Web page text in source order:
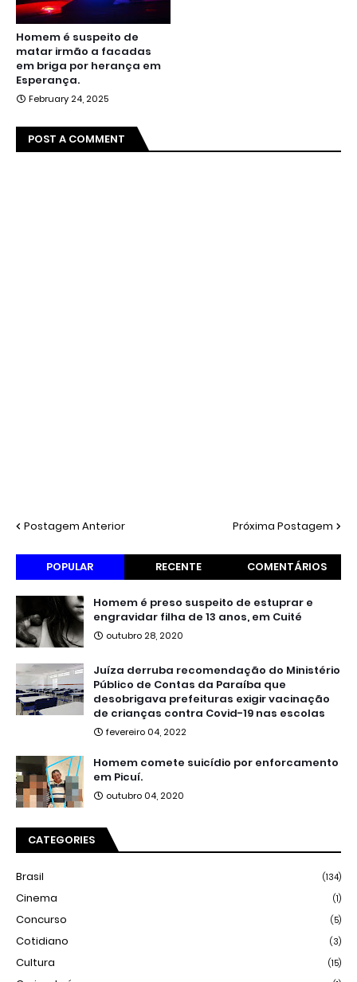
Homem é suspeito de
matar irmão a facadas
em briga por herança em
Esperança.
February 24, 2025
POST A COMMENT
Postagem Anterior Próxima Postagem
POPULAR RECENTE COMENTÁRIOS
Homem é preso suspeito de estuprar e
engravidar filha de 13 anos, em Cuité
outubro 28, 2020
Juíza derruba recomendação do Ministério
Público de Contas da Paraíba que
desobrigava prefeituras exigir vacinação
de crianças contra Covid-19 nas escolas
fevereiro 04, 2022
Homem comete suicídio por enforcamento
em Picuí.
outubro 04, 2020
CATEGORIES
Brasil (134)
Cinema (1)
Concurso (5)
Cotidiano (3)
Cultura (15)